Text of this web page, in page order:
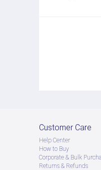
Customer Care
Help Center
How to Buy
Corporate & Bulk
Returns & Refunds